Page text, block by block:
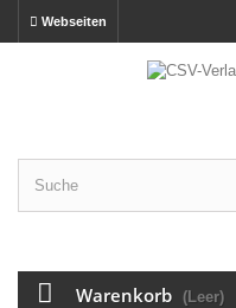
Webseiten
Warenkorb (Leer)